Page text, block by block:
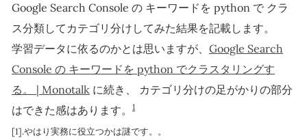
Google Search Console の キーワードを python で クラ
ス分類してカテゴリ分けしてみた結果を記載します。
学習データに依るのかとは思いますが、 Google Search
Console の キーワードを python でクラスタリングす
る。 | Monotalk に続き、 カテゴリ分けの足がかりの部分
はできた感はあります。
1
[1].やはり実務に役立つかは謎です。。